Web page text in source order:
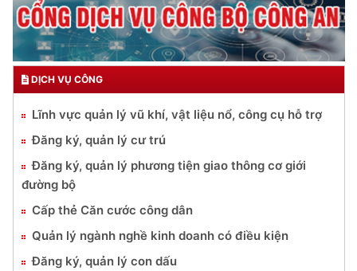
DỊCH VỤ CÔNG
Lĩnh vực quản lý vũ khí, vật liệu nổ, công cụ hỗ trợ
Đăng ký, quản lý cư trú
Đăng ký, quản lý phương tiện giao thông cơ giới
đường bộ
Cấp thẻ Căn cước công dân
Quản lý ngành nghề kinh doanh có điều kiện
Đăng ký, quản lý con dấu